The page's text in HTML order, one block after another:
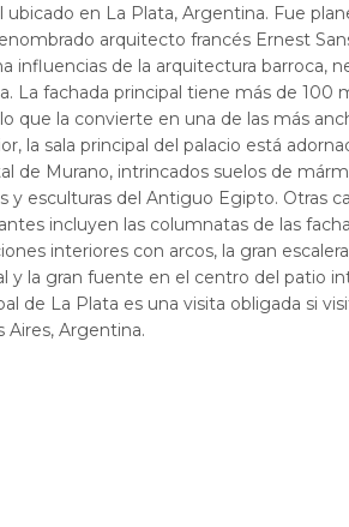
ubicado en La Plata, Argentina. Fue
arquitecto francés Ernest
influencias de la arquitectura barroca,
La fachada principal tiene más de 100
que la convierte en una de las más
la sala principal del palacio está
de Murano, intrincados suelos de
y esculturas del Antiguo Egipto. Otras
incluyen las columnatas de las
interiores con arcos, la gran
y la gran fuente en el centro del patio
de La Plata es una visita obligada si
Aires, Argentina.